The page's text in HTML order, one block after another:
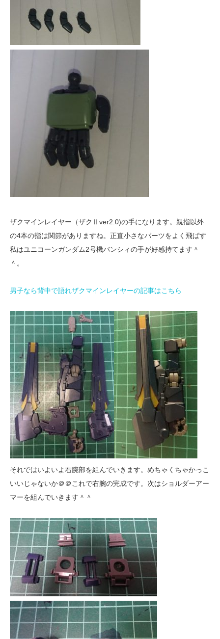
ザクマインレイヤー（ザクⅡver2.0)の手になります。親指以外
の4本の指は関節がありますね。正直小さなパーツをよく飛ばす
私はユニコーンガンダム2号機バンシィの手が好感持てます＾
＾。
男子なら背中で語れザクマインレイヤーの記事はこちら
それではいよいよ右腕部を組んでいきます。めちゃくちゃかっこ
いいじゃないか＠＠これで右腕の完成です。次はショルダーアー
マーを組んでいきます＾＾